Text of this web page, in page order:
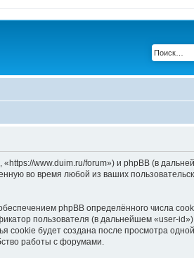
www.duim.ru/forum») и phpBB (в
во время любой из ваших
phpBB определённого числа
пользователя (в дальнейшем «user-
cookie будет создана после просмотра
работы с форумами.